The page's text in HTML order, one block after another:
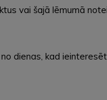
vai šajā lēmumā
dienas, kad